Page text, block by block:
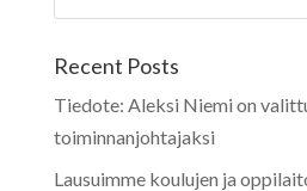
Recent Posts
Tiedote: Aleksi Niemi on
toiminnanjohtajaksi
Lausuimme koulujen ja